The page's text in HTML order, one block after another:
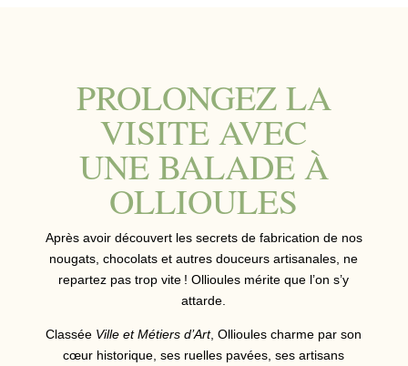
PROLONGEZ LA
VISITE AVEC
UNE BALADE À
OLLIOULES
Après avoir découvert les secrets de fabrication de nos
nougats, chocolats et autres douceurs artisanales, ne
repartez pas trop vite ! Ollioules mérite que l’on s’y
attarde.
Classée Ville et Métiers d’Art, Ollioules charme par son
cœur historique, ses ruelles pavées, ses artisans